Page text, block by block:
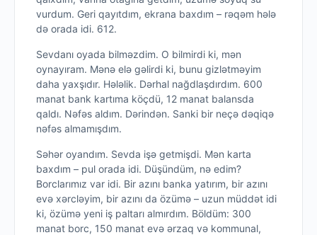
vurdum. Geri qayıtdım, ekrana baxdım – rəqəm hələ
də orada idi. 612.
Sevdanı oyada bilməzdim. O bilmirdi ki, mən
oynayıram. Mənə elə gəlirdi ki, bunu gizlətməyim
daha yaxşıdır. Hələlik. Dərhal nağdlaşdırdım. 600
manat bank kartıma köçdü, 12 manat balansda
qaldı. Nəfəs aldım. Dərindən. Sanki bir neçə dəqiqə
nəfəs almamışdım.
Səhər oyandım. Sevda işə getmişdi. Mən karta
baxdım – pul orada idi. Düşündüm, nə edim?
Borclarımız var idi. Bir azını banka yatırım, bir azını
evə xərcləyim, bir azını da özümə – uzun müddət idi
ki, özümə yeni iş paltarı almırdım. Böldüm: 300
manat borc, 150 manat evə ərzaq və kommunal,